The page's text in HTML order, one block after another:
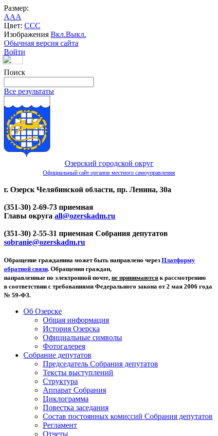
Размер:
AAA
Цвет: CCC
Изображения Вкл.Выкл.
Обычная версия сайта
Войти
Поиск
Все результаты
Озерский городской округ
Официальный сайт органов местного самоуправления
г. Озерск Челябинской области, пр. Ленина, 30а
(351-30) 2-69-73 приемная
Главы округа all@ozerskadm.ru
(351-30) 2-55-31 приемная Собрания депутатов
sobranie@ozerskadm.ru
Обращение гражданина может быть направлено через Платформу
обратной связи. Обращения граждан,
направленные по электронной почте, не принимаются к рассмотрению
в соответствии с требованиями Федерального закона от 2 мая 2006 года
№ 59-ФЗ.
Об Озерске
Общая информация
История Озерска
Официальные символы
Фотогалерея
Собрание депутатов
Председатель Собрания депутатов
Тексты выступлений
Структура
Аппарат Собрания
Циклограмма
Повестка заседания
Состав постоянных комиссий Собрания депутатов
Регламент
Отчеты